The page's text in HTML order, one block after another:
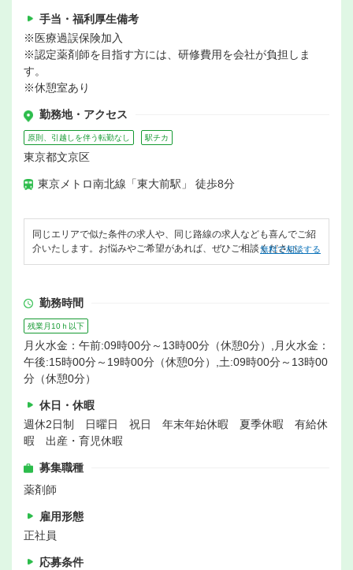
手当・福利厚生備考
※医療過誤保険加入
※認定薬剤師を目指す方には、研修費用を会社が負担しま
す。
※休憩室あり
勤務地・アクセス
原則、引越しを伴う転勤なし 駅チカ
東京都文京区
東京メトロ南北線「東大前駅」 徒歩8分
同じエリアで似た条件の求人や、同じ路線の求人なども喜んでご紹
介いたします。お悩みやご希望があれば、ぜひご相談ください。
無料で相談する
勤務時間
残業月10ｈ以下
月火水金：午前:09時00分～13時00分（休憩0分）,月火水金：
午後:15時00分～19時00分（休憩0分）,土:09時00分～13時00
分（休憩0分）
休日・休暇
週休2日制 日曜日 祝日 年末年始休暇 夏季休暇 有給休
暇 出産・育児休暇
募集職種
薬剤師
雇用形態
正社員
応募条件